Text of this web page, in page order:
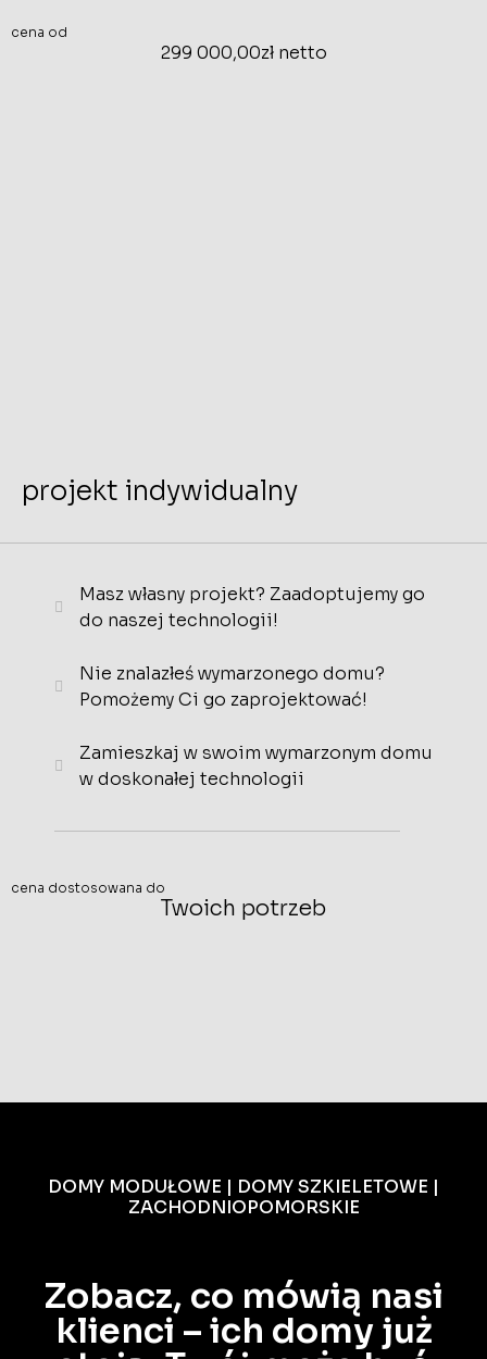
cena od
299 000,00zł netto
projekt indywidualny
Masz własny projekt? Zaadoptujemy go
do naszej technologii!
Nie znalazłeś wymarzonego domu?
Pomożemy Ci go zaprojektować!
Zamieszkaj w swoim wymarzonym domu
w doskonałej technologii
cena dostosowana do
Twoich potrzeb
DOMY MODUŁOWE | DOMY SZKIELETOWE |
ZACHODNIOPOMORSKIE
Zobacz, co mówią nasi
klienci – ich domy już